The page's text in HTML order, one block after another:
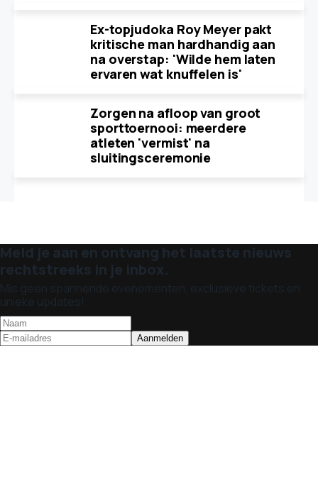
Ex-topjudoka Roy Meyer pakt
kritische man hardhandig aan
na overstap: 'Wilde hem laten
ervaren wat knuffelen is'
Zorgen na afloop van groot
sporttoernooi: meerdere
atleten 'vermist' na
sluitingsceremonie
Meld je aan en ontvang het laatste nieuws
rechtstreeks in je inbox.
Mis geen spannende evenementen, exclusieve tickets en
unieke updates!